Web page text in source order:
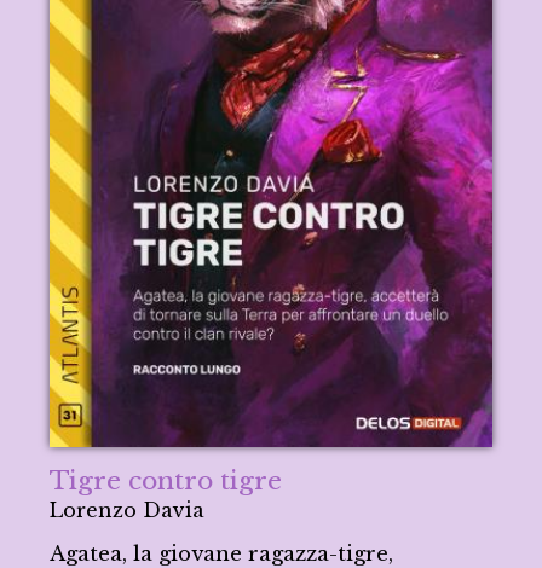
Tigre contro tigre
Lorenzo Davia
Agatea, la giovane ragazza-tigre,